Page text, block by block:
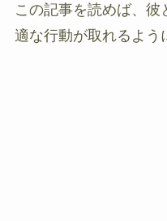
この記事を読めば、
適な行動が取れるよう